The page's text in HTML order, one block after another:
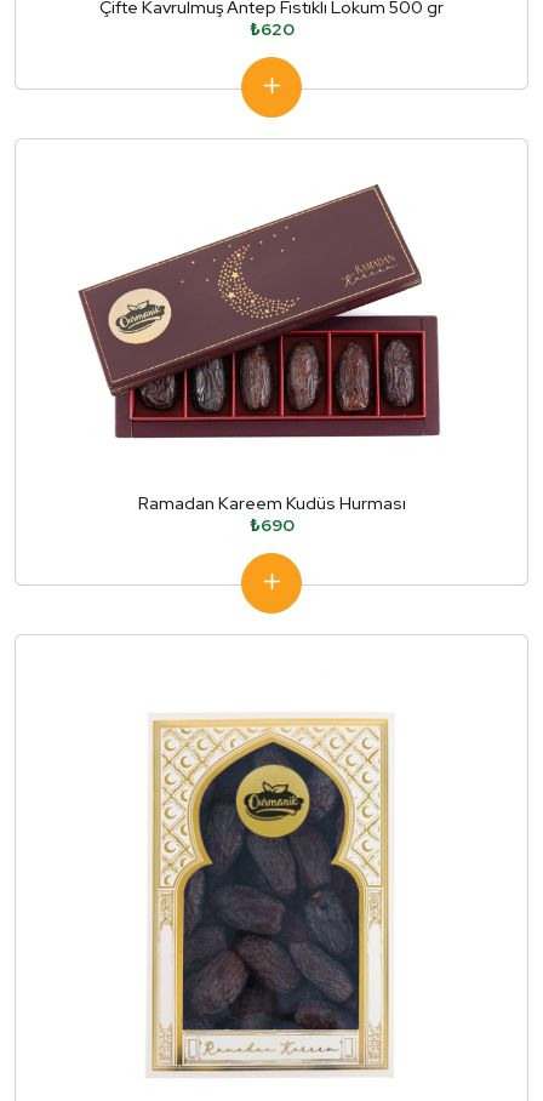
Çifte Kavrulmuş Antep Fıstıklı Lokum 500 gr
₺620
Ramadan Kareem Kudüs Hurması
₺690